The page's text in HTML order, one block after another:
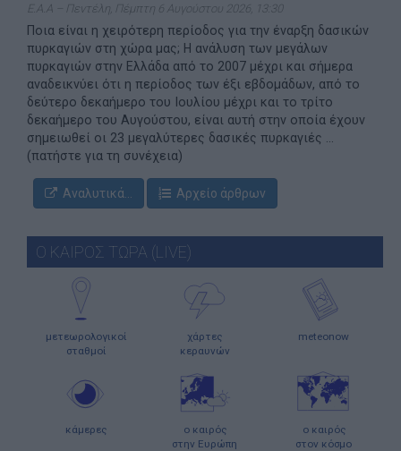
Ε.Α.Α – Πεντέλη, Πέμπτη 6 Αυγούστου 2026, 13:30
Ποια είναι η χειρότερη περίοδος για την έναρξη δασικών
πυρκαγιών στη χώρα μας; Η ανάλυση των μεγάλων
πυρκαγιών στην Ελλάδα από το 2007 μέχρι και σήμερα
αναδεικνύει ότι η περίοδος των έξι εβδομάδων, από το
δεύτερο δεκαήμερο του Ιουλίου μέχρι και το τρίτο
δεκαήμερο του Αυγούστου, είναι αυτή στην οποία έχουν
σημειωθεί οι 23 μεγαλύτερες δασικές πυρκαγιές ...
(πατήστε για τη συνέχεια)
Αναλυτικά... Αρχείο άρθρων
Ο ΚΑΙΡΟΣ ΤΩΡΑ (LIVE)
μετεωρολογικοί
σταθμοί
χάρτες
κεραυνών
meteonow
κάμερες
ο καιρός
στην Ευρώπη
ο καιρός
στον κόσμο